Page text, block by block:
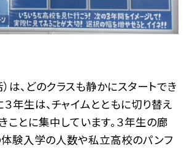
は、どのクラスも静かにスタートでき
３年生は、チャイムとともに切り替え
ことに集中しています。３年生の廊
体験入学の人数や私立高校のパンフ